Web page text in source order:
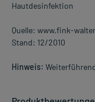
Hautdesinfektion
Quelle: www.fink-
Stand: 12/2010
Hinweis: